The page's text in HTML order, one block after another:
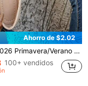
Ahorro de $2.02
Nuevos zapatos planos de punta afilada en beige, mocasines con lazo de tela suave y decoración de rhinestones, adecuados para uso diario, trabajo, casual, citas, viajes y otras ocasiones, zapatos de moda cómodos y de suela suave para que las mujeres los combinen con vestidos, faldas, jeans y otros atuendos
100+ vendidos